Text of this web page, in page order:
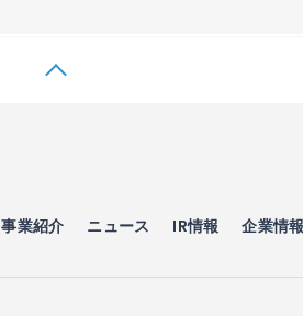
事業紹介 ニュース IR情報 企業情報